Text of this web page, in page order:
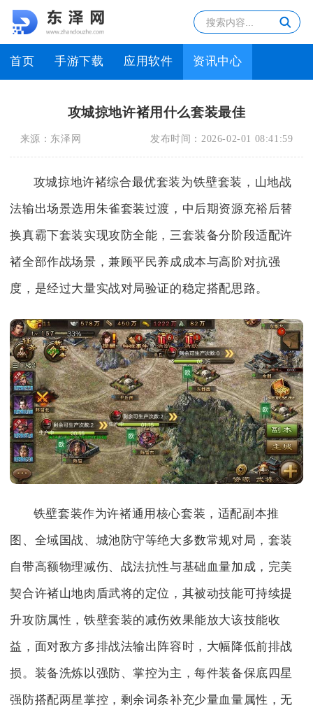
首页 手游下载 应用软件 资讯中心
攻城掠地许褚用什么套装最佳
来源： 东泽网 发布时间： 2026-02-01 08:41:59
攻城掠地许褚综合最优套装为铁壁套装，山地战
法输出场景选用朱雀套装过渡，中后期资源充裕后替
换真霸下套装实现攻防全能，三套装备分阶段适配许
褚全部作战场景，兼顾平民养成成本与高阶对抗强
度，是经过大量实战对局验证的稳定搭配思路。
铁壁套装作为许褚通用核心套装，适配副本推
图、全域国战、城池防守等绝大多数常规对局，套装
自带高额物理减伤、战法抗性与基础血量加成，完美
契合许褚山地肉盾武将的定位，其被动技能可持续提
升攻防属性，铁壁套装的减伤效果能放大该技能收
益，面对敌方多排战法输出阵容时，大幅降低前排战
损。装备洗炼以强防、掌控为主，每件装备保底四星
强防搭配两星掌控，剩余词条补充少量血量属性，无